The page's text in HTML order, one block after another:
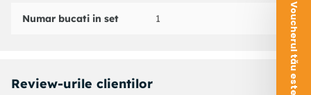
Numar bucati in set 1
Review-urile clientilor Voucherul tău este aici!